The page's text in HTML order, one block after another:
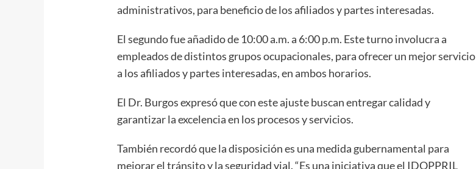
administrativos, para beneficio de los afiliados y partes interesadas.
El segundo fue añadido de 10:00 a.m. a 6:00 p.m. Este turno involucra a
empleados de distintos grupos ocupacionales, para ofrecer un mejor servicio
a los afiliados y partes interesadas, en ambos horarios.
El Dr. Burgos expresó que con este ajuste buscan entregar calidad y
garantizar la excelencia en los procesos y servicios.
También recordó que la disposición es una medida gubernamental para
mejorar el tránsito y la seguridad vial. “Es una iniciativa que el IDOPPRIL